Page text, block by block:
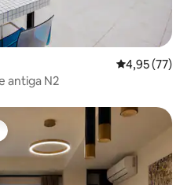
4,95 de uma
4,95 (77)
antiga N2
dos hóspedes